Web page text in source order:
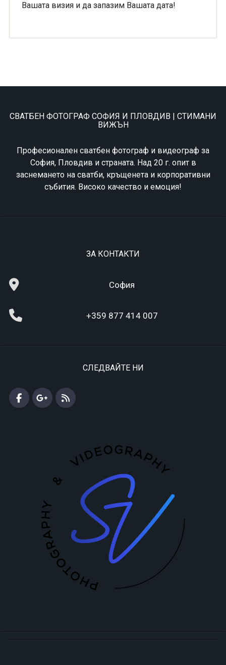
Вашата визия и да запазим Вашата дата!
СВАТБЕН ФОТОГРАФ СОФИЯ И ПЛОВДИВ | СТИМАНИ
ВИЖЪН
Професионален сватбен фотограф и видеограф за
София, Пловдив и страната. Над 20 г. опит в
заснемането на сватби, кръщенета и корпоративни
събития. Високо качество и емоция!
ЗА КОНТАКТИ
София
+359 877 414 007
СЛЕДВАЙТЕ НИ